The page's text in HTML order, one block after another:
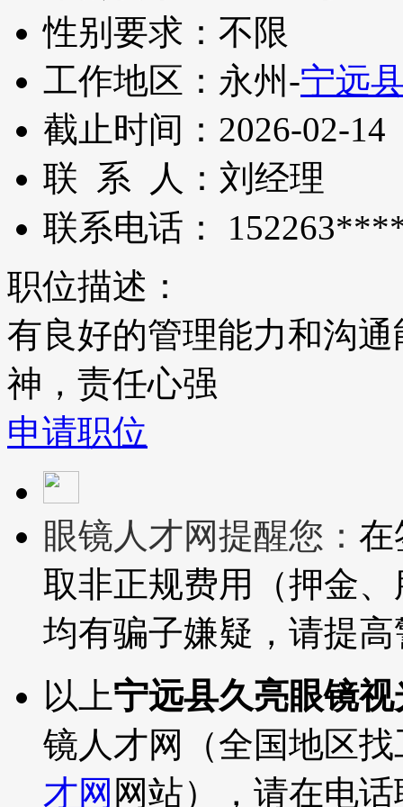
性别要求： 不限
工作地区： 永州-宁远
截止时间： 2026-02-14
联 系 人： 刘经理
联系电话：
职位描述：
有良好的管理能力和沟
神，责任心强
申请职位
眼镜人才网提醒您： 在
取非正规费用（押金
均有骗子嫌疑，请提
以上宁远县久亮眼镜
镜人才网（全国地区
才网 网站），请在电